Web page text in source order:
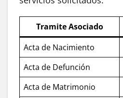
Tramite Asociado
Acta de Nacimiento
Acta de Defunción
Acta de Matrimonio